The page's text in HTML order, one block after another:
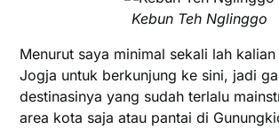
Kebun Teh Nglinggo
Menurut saya minimal sekali lah
Jogja untuk berkunjung ke sini, jadi
destinasinya yang sudah terlalu
area kota saja atau pantai di